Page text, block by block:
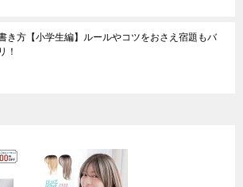
き方【小学生編】ルールやコツをおさえ宿題もバ
！